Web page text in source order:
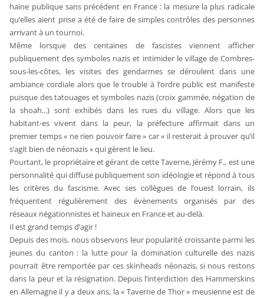
haine publique sans précédent en France : la mesure la plus radicale
qu’elles aient prise a été de faire de simples contrôles des personnes
arrivant à un tournoi.
Même lorsque des centaines de fascistes viennent afficher
publiquement des symboles nazis et intimider le village de Combres-
sous-les-côtes, les visites des gendarmes se déroulent dans une
ambiance cordiale alors que le trouble à l’ordre public est manifeste
puisque des tatouages et symboles nazis (croix gammée, négation de
la shoah...) sont exhibés dans les rues du village. Alors que les
habitant⋅es vivent dans la peur, la préfecture affirmait dans un
premier temps « ne rien pouvoir faire » car « il resterait à prouver qu’il
s’agit bien de néonazis » qui gèrent le lieu.
Pourtant, le propriétaire et gérant de cette Taverne, Jérémy F., est une
personnalité qui diffuse publiquement son idéologie et répond à tous
les critères du fascisme. Avec ses collègues de l’ouest lorrain, ils
fréquentent régulièrement des évènements organisés par des
réseaux négationnistes et haineux en France et au-delà.
Il est grand temps d’agir !
Depuis des mois, nous observons leur popularité croissante parmi les
jeunes du canton : la lutte pour la domination culturelle des nazis
pourrait être remportée par ces skinheads néonazis, si nous restons
dans la peur et la résignation. Depuis l’interdiction des Hammerskins
en Allemagne il y a deux ans, la « Taverne de Thor » meusienne est de